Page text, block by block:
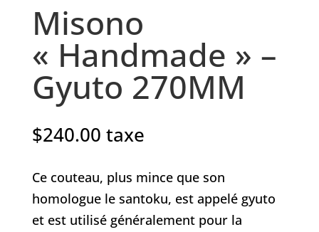
Misono
« Handmade » –
Gyuto 270MM
$240.00 taxe
Ce couteau, plus mince que son
homologue le santoku, est appelé gyuto
et est utilisé généralement pour la